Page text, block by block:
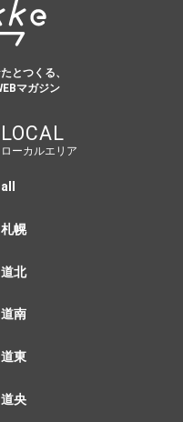
とつくる、
マガジン
LOCAL
ローカルエリア
all
札幌
道北
道南
道東
道央